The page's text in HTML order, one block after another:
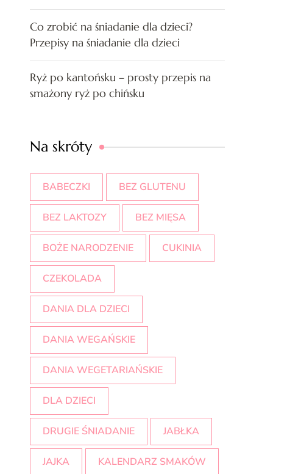
Co zrobić na śniadanie dla dzieci?
Przepisy na śniadanie dla dzieci
Ryż po kantońsku – prosty przepis na
smażony ryż po chińsku
Na skróty
BABECZKI BEZ GLUTENU
BEZ LAKTOZY BEZ MIĘSA
BOŻE NARODZENIE CUKINIA
CZEKOLADA
DANIA DLA DZIECI
DANIA WEGAŃSKIE
DANIA WEGETARIAŃSKIE
DLA DZIECI
DRUGIE ŚNIADANIE JABŁKA
JAJKA KALENDARZ SMAKÓW